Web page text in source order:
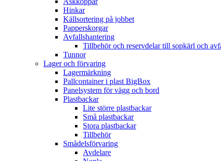
Hinkar
Källsortering på jobbet
Papperskorgar
Avfallshantering
Tillbehör och reservdelar till sopkärl och
Tunnor
Lager och förvaring
Lagermärkning
Pallcontainer i plast BigBox
Panelsystem för vägg och bord
Plastbackar
Lite större plastbackar
Små plastbackar
Stora plastbackar
Tillbehör
Smådelsförvaring
Avdelare